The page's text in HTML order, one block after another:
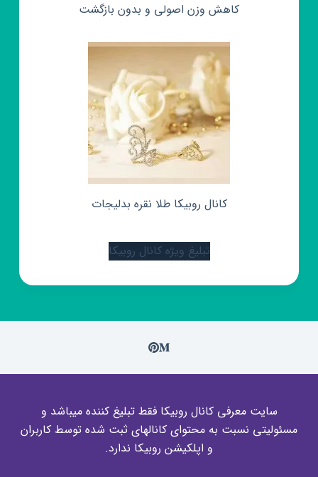
کاهش وزن اصولی و بدون بازگشت
کانال روبیکا طلا نقره بدلیجات
تبلیغ ویژه کانال روبیکا
سایت معرفی کانال روبیکا فقط تبلیغ کننده میباشد و
مسئولیتی نسبت به محتوای کانالهای ثبت شده توسط کاربران
و اپلکیشن روبیکا ندارد.